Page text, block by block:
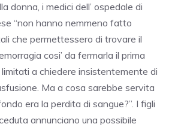
donna, i medici dell’ ospedale di
“non hanno nemmeno fatto
che permettessero di trovare il
cosi’ da fermarla il prima
limitati a chiedere insistentemente di
Ma a cosa sarebbe servita
era la perdita di sangue?”. I figli
annunciano una possibile